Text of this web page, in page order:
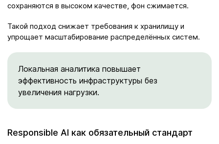
сохраняются в высоком качестве, фон сжимается.
Такой подход снижает требования к хранилищу и
упрощает масштабирование распределённых систем.
Локальная аналитика повышает
эффективность инфраструктуры без
увеличения нагрузки.
Responsible AI как обязательный стандарт